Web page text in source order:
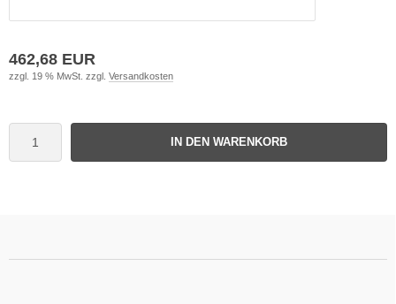
462,68 EUR
zzgl. 19 % MwSt. zzgl. Versandkosten
IN DEN WARENKORB